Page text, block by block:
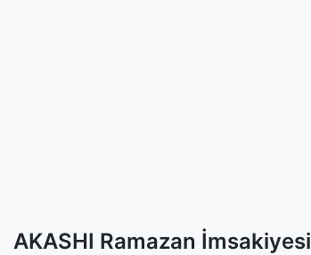
AKASHI Ramazan İmsakiyesi